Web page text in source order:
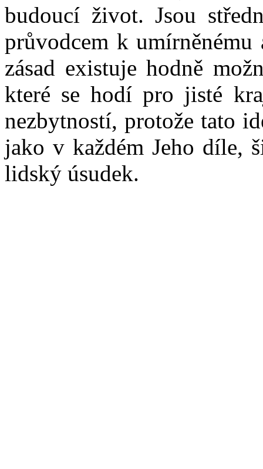
budoucí život. Jsou
průvodcem k
zásad existuje hodně
které se hodí pro jisté
nezbytností, protože tato
jako v každém Jeho díle,
lidský úsudek.